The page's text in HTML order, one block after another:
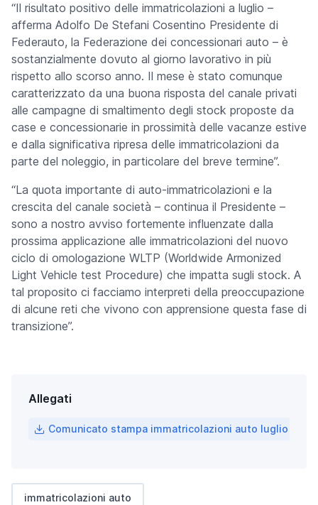
“Il risultato positivo delle immatricolazioni a luglio –
afferma Adolfo De Stefani Cosentino Presidente di
Federauto, la Federazione dei concessionari auto – è
sostanzialmente dovuto al giorno lavorativo in più
rispetto allo scorso anno. Il mese è stato comunque
caratterizzato da una buona risposta del canale privati
alle campagne di smaltimento degli stock proposte da
case e concessionarie in prossimità delle vacanze estive
e dalla significativa ripresa delle immatricolazioni da
parte del noleggio, in particolare del breve termine”.
“La quota importante di auto-immatricolazioni e la
crescita del canale società – continua il Presidente –
sono a nostro avviso fortemente influenzate dalla
prossima applicazione alle immatricolazioni del nuovo
ciclo di omologazione WLTP (Worldwide Armonized
Light Vehicle test Procedure) che impatta sugli stock. A
tal proposito ci facciamo interpreti della preoccupazione
di alcune reti che vivono con apprensione questa fase di
transizione”.
Allegati
Comunicato stampa immatricolazioni auto luglio 2018
immatricolazioni auto